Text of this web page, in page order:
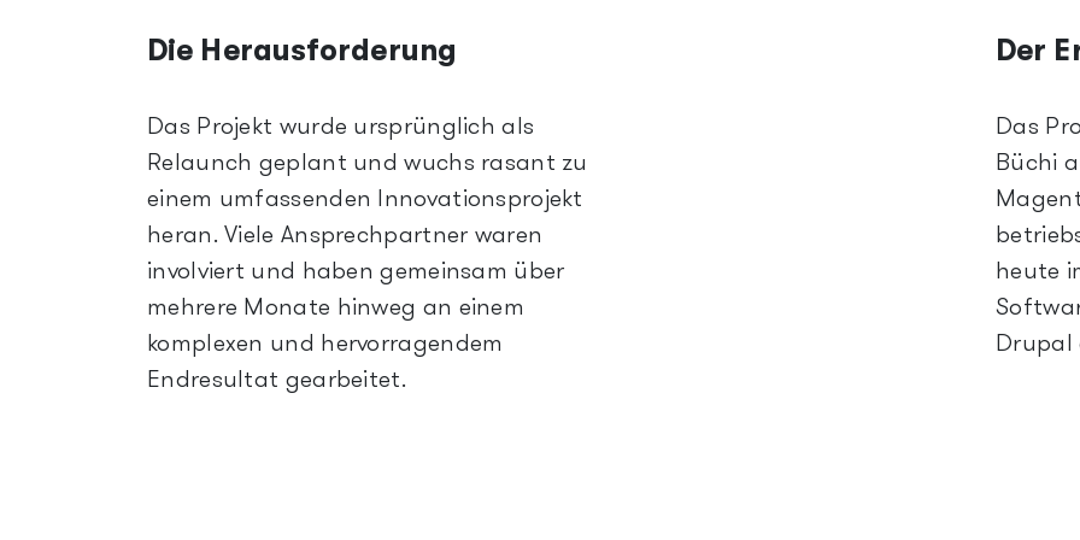
Die Herausforderung
Das Projekt wurde ursprünglich als
Relaunch geplant und wuchs rasant zu
einem umfassenden Innovationsprojekt
heran. Viele Ansprechpartner waren
involviert und haben gemeinsam über
mehrere Monate hinweg an einem
komplexen und hervorragendem
Endresultat gearbeitet.
Der
Das
Büchi
heute
Drupal